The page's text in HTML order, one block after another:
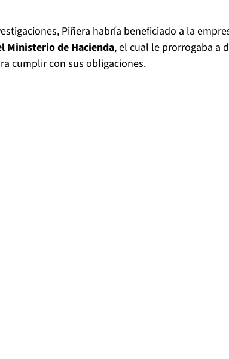
Piñera habría beneficiado a la
Ministerio de Hacienda, el cual le prorrogaba a
cumplir con sus obligaciones.